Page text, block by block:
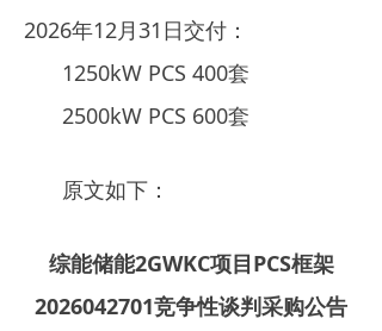
招中标信息
2026年12月31日交付：
1250kW PCS 400套
2500kW PCS 600套
原文如下：
综能储能2GWKC项目PCS框架
2026042701竞争性谈判采购公告